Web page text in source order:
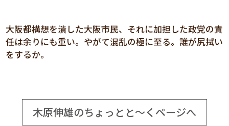
大阪都構想を潰した大阪市民、それに加担した政党の責
任は余りにも重い。やがて混乱の極に至る。誰が尻拭い
をするか。
木原伸雄のちょっとと～くページへ